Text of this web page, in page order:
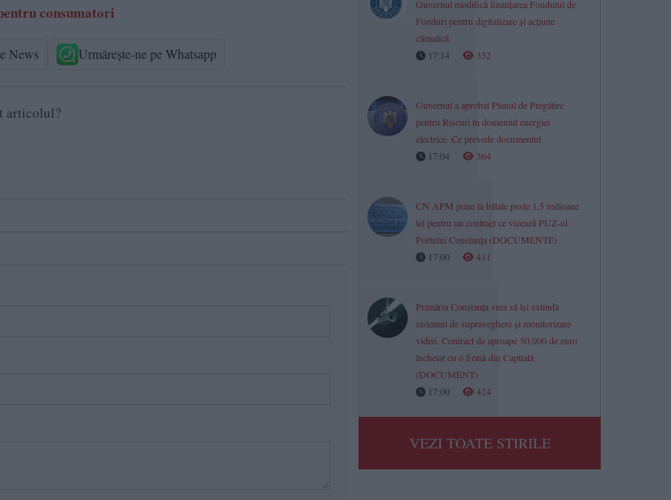
consumatori
News Urmărește-ne pe Whatsapp
articolul?
Guvernul modifică finanțarea Fondului de
Fonduri pentru digitalizare și acțiune
climatică
17:14
352
Guvernul a aprobat Planul de Pregătire
pentru Riscuri în domeniul energiei
electrice. Ce prevede documentul
17:04
364
CN APM pune la bătaie peste 1,5 milioane
lei pentru un contract ce vizează PUZ-ul
Portului Constanța (DOCUMENTE)
17:00
411
Primăria Constanța vrea să își extindă
sistemul de supraveghere și monitorizare
video. Contract de aproape 50.000 de euro
încheiat cu o firmă din Capitală
(DOCUMENT)
17:00
424
VEZI TOATE STIRILE